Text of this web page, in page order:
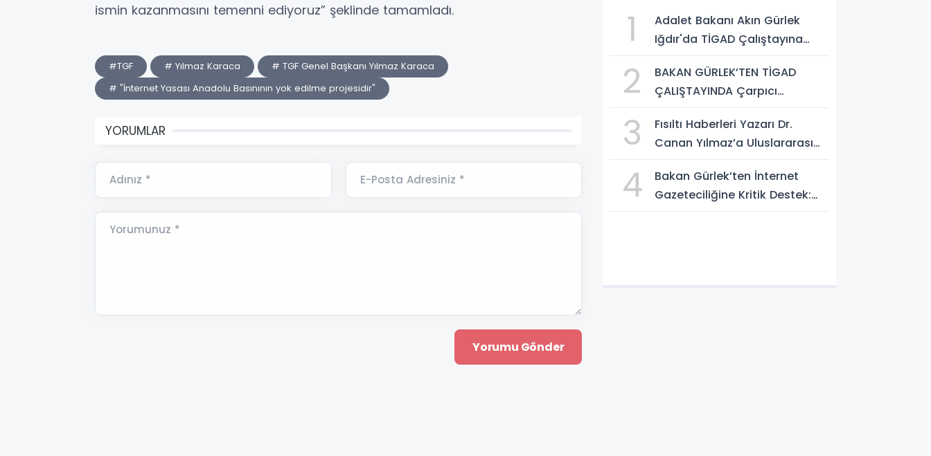
ismin kazanmasını temenni ediyoruz” şeklinde tamamladı.
#TGF # Yılmaz Karaca
# TGF Genel Başkanı Yılmaz Karaca
# "İnternet Yasası Anadolu Basınının yok edilme projesidir"
YORUMLAR
Adınız * E-Posta Adresiniz *
Yorumunuz *
1
Adalet Bakanı Akın Gürlek
Iğdır'da TİGAD Çalıştayına
Sosyal Medya Düzenlemesi
Mesajı
2
BAKAN GÜRLEK’TEN TİGAD
ÇALIŞTAYINDA Çarpıcı
Yeni Bir Aydınlığa Uyanacağız"
3
Fısıltı Haberleri Yazarı Dr.
Canan Yılmaz’a Uluslararası
Abdul Kalam İlham Ödülü
2026”
4
Bakan Gürlek’ten İnternet
Gazeteciliğine Kritik Destek: